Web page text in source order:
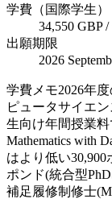
学費（国際学生）
34,550 GBP
出願期限
2026
学費メモ2026年
ピュータサイエ
生向け年間授業料
Mathematics with
はより低い
ポンド(統合型
補足 履修制修士